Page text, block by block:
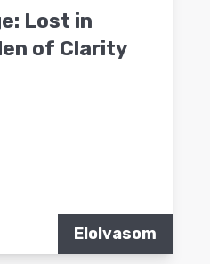
Lost in
of Clarity
Elolvasom